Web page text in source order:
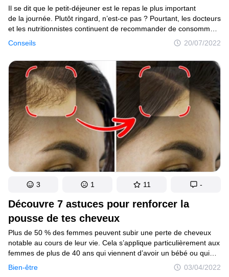
Conseils 20/07/2022
Il se dit que le petit-déjeuner est le repas le plus important
de la journée. Plutôt ringard, n’est-ce pas ? Pourtant, les docteurs
et les nutritionnistes continuent de recommander de consommer
de l’avoine au petit-déjeuner. Et c’est parce qu’ils savent que
l’avoine de bonne qualité (celle qui respecte l’environnement
et qui est exempte d’impuretés) te permet de te sentir mieux
et d’être bien à l’intérieur comme à l’extérieur. Nous allons parler
de ce sujet et te donner quelques idées incroyables pour
transformer un petit-déjeuner ennuyeux à base d’avoine
en un véritable régal !
Découvre 7 astuces pour renforcer la
pousse de tes cheveux
Bien-être 03/04/2022
Plus de 50 % des femmes peuvent subir une perte de cheveux
notable au cours de leur vie. Cela s’applique particulièrement aux
femmes de plus de 40 ans qui viennent d’avoir un bébé ou qui
ont commencé leur ménopause. Tu peux bien sûr couper tes
cheveux, mais cela vaut tout de même la peine d’essayer
3 1 11 -